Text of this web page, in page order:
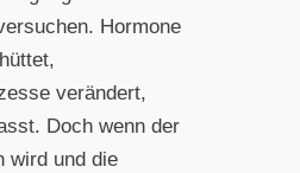
Hormone
verändert,
Doch wenn der
wird und die